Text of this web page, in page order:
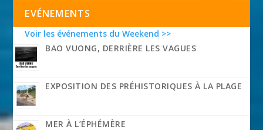
EVÉNEMENTS
Voir les événements du Weekend >>
BAO VUONG, DERRIÈRE LES VAGUES
EXPOSITION DES PRÉHISTORIQUES À LA PLAGE
MER À L’ÉPHÉMÈRE